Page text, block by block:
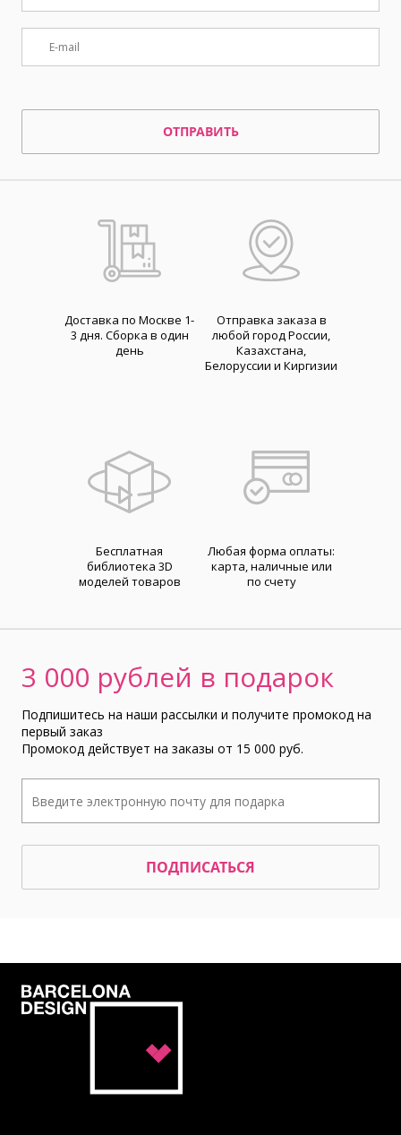
ОТПРАВИТЬ
Доставка по Москве 1-
3 дня. Cборка в один
день
Отправка заказа в
любой город России,
Казахстана,
Белоруссии и Киргизии
Бесплатная
библиотека 3D
моделей товаров
Любая форма оплаты:
карта, наличные или
по счету
3 000 рублей в подарок
Подпишитесь на наши рассылки и получите промокод на
первый заказ
Промокод действует на заказы от 15 000 руб.
ПОДПИСАТЬСЯ